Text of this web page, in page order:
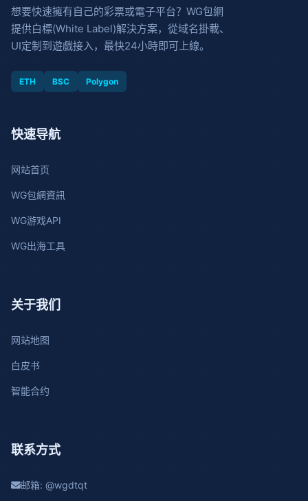
想要快速擁有自己的彩票或電子平台？WG包網
提供白標(White Label)解決方案，從域名掛載、
UI定制到遊戲接入，最快24小時即可上線。
ETH BSC Polygon
快速导航
网站首页
WG包網資訊
WG游戏API
WG出海工具
关于我们
网站地图
白皮书
智能合约
联系方式
邮箱: @wgdtqt